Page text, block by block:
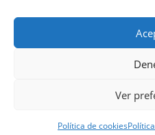
Ver
Política de cookies
Copyright 2026
murcia.es | Todos los